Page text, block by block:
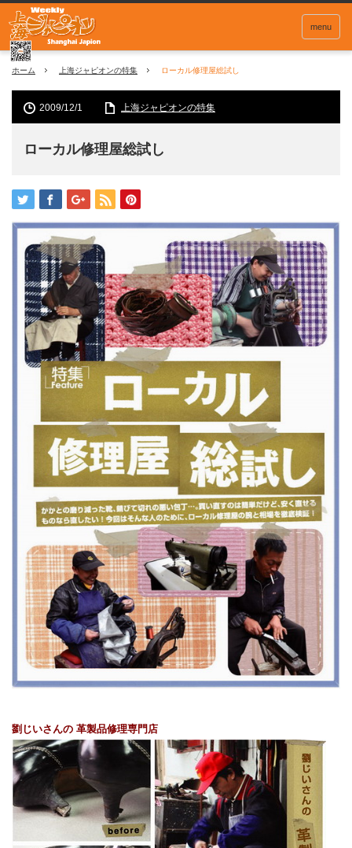
menu
ホーム 上海ジャピオンの特集 ローカル修理屋総試し
2009/12/1 上海ジャピオンの特集
ローカル修理屋総試し
劉じいさんの 革製品修理専門店